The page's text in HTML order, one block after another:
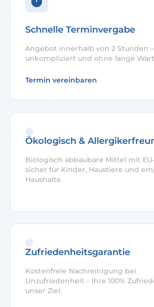
Schnelle Terminvergabe
Angebot innerhalb von 2 Stunden
unkompliziert und ohne lange
Termin vereinbaren
Ökologisch &
Biologisch abbaubare Mittel mit
sicher für Kinder, Haustiere und
Haushalte.
Zufriedenheitsgarantie
Kostenfreie Nachreinigung bei
Unzufriedenheit – Ihre 100%
unser Ziel.